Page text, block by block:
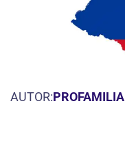
AUTOR:PROFAMILIA